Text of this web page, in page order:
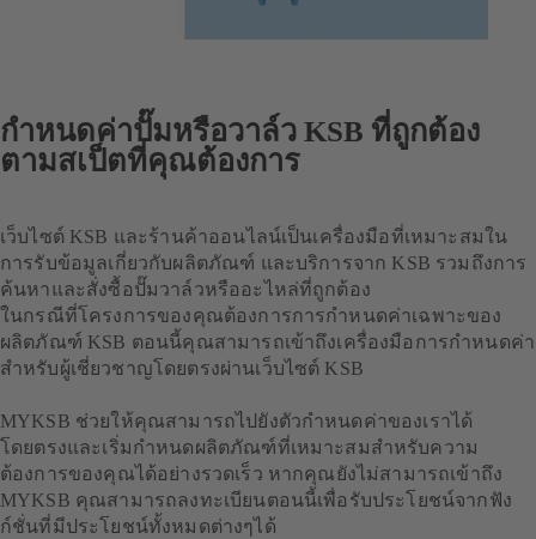
กำหนดค่าปั๊มหรือวาล์ว KSB ที่ถูกต้อง
ตามสเป็ตที่คุณต้องการ
เว็บไซต์ KSB และร้านค้าออนไลน์เป็นเครื่องมือที่เหมาะสมใน
การรับข้อมูลเกี่ยวกับผลิตภัณฑ์ และบริการจาก KSB รวมถึงการ
ค้นหาและสั่งซื้อปั๊มวาล์วหรืออะไหล่ที่ถูกต้อง
ในกรณีที่โครงการของคุณต้องการการกำหนดค่าเฉพาะของ
ผลิตภัณฑ์ KSB ตอนนี้คุณสามารถเข้าถึงเครื่องมือการกำหนดค่า
สำหรับผู้เชี่ยวชาญโดยตรงผ่านเว็บไซต์ KSB
MYKSB ช่วยให้คุณสามารถไปยังตัวกำหนดค่าของเราได้
โดยตรงและเริ่มกำหนดผลิตภัณฑ์ที่เหมาะสมสำหรับความ
ต้องการของคุณได้อย่างรวดเร็ว หากคุณยังไม่สามารถเข้าถึง
MYKSB คุณสามารถลงทะเบียนตอนนี้เพื่อรับประโยชน์จากฟัง
ก์ชั่นที่มีประโยชน์ทั้งหมดต่างๆได้